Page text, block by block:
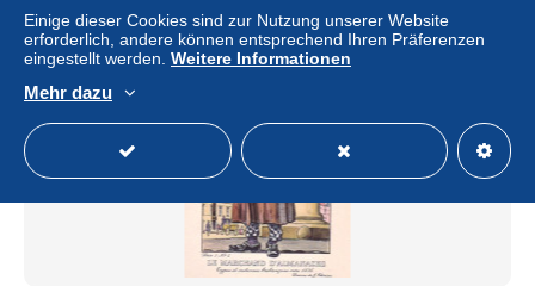
Neu
Einige dieser Cookies sind zur Nutzung unserer Website
erforderlich, andere können entsprechend Ihren Präferenzen
eingestellt werden. Weitere Informationen
Mehr dazu